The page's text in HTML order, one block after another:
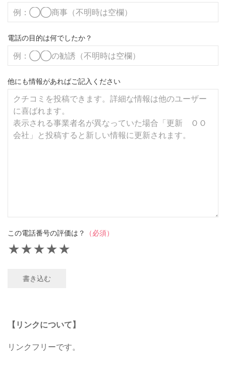
電話の目的は何でしたか？
他にも情報があればご記入ください
この電話番号の評価は？ （必須）
★
★
★
★
★
書き込む
【リンクについて】
リンクフリーです。